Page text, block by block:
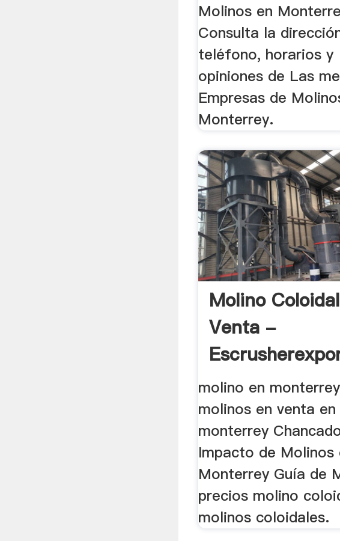
Molinos en
Consulta la
teléfono, horarios y
opiniones de Las
Empresas de
Monterrey.
Molino Coloidal
Venta -
molino en monterrey
molinos en venta en
monterrey
Impacto de Molinos
Monterrey Guía de
precios molino
molinos coloidales.